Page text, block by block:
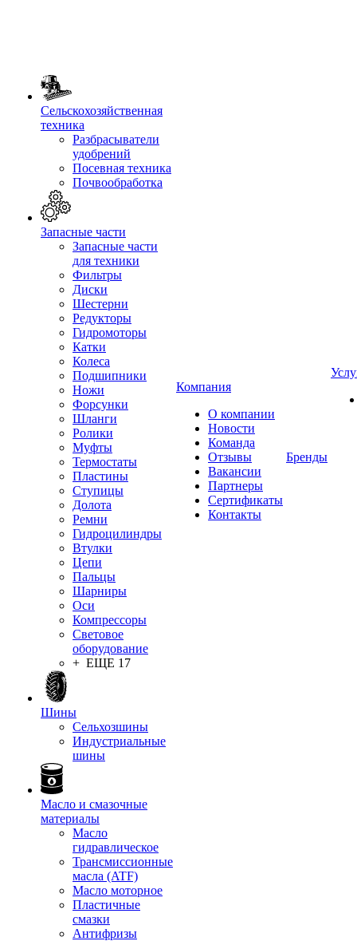
Сельскохозяйственная
техника
Разбрасыватели
удобрений
Посевная техника
Почвообработка
Запасные части
Запасные части
для техники
Фильтры
Диски
Шестерни
Редукторы
Гидромоторы
Катки
Колеса
Подшипники
Ножи
Форсунки
Шланги
Ролики
Муфты
Термостаты
Пластины
Ступицы
Долота
Ремни
Гидроцилиндры
Втулки
Цепи
Пальцы
Шарниры
Оси
Компрессоры
Световое
оборудование
+ ЕЩЕ 17
Шины
Сельхозшины
Индустриальные
шины
Масло и смазочные
материалы
Масло
гидравлическое
Трансмиссионные
масла (ATF)
Масло моторное
Пластичные
смазки
Антифризы
Компания
О компании
Новости
Команда
Отзывы
Вакансии
Партнеры
Сертификаты
Контакты
Бренды